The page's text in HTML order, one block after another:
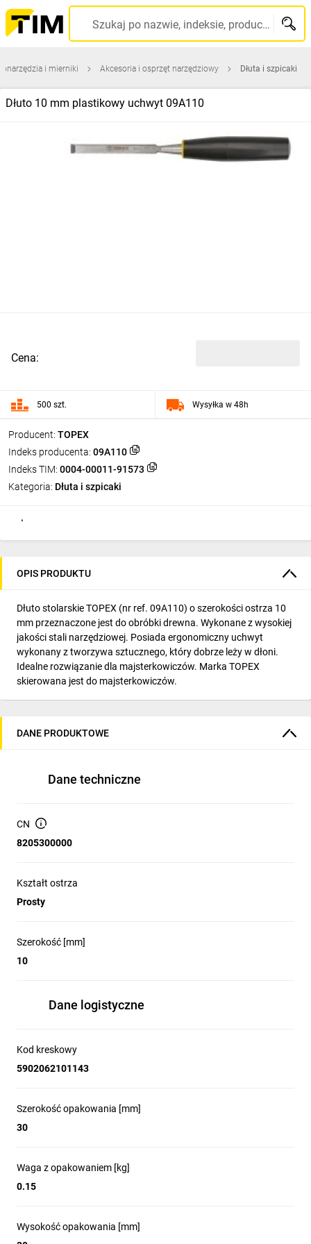
Szukaj po nazwie, indeksie, producencie, kodzie kreskowym...
i mierniki Akcesoria i osprzęt narzędziowy Dłuta i szpicaki
Dłuto 10 mm plastikowy uchwyt 09A110
Producent: TOPEX
Indeks producenta: 09A110
Indeks TIM: 0004-00011-91573
Kategoria: Dłuta i szpicaki
Cena:
500 szt. Wysyłka w 48h
OPIS PRODUKTU
Dłuto stolarskie TOPEX (nr ref. 09A110) o szerokości ostrza 10
mm przeznaczone jest do obróbki drewna. Wykonane z wysokiej
jakości stali narzędziowej. Posiada ergonomiczny uchwyt
wykonany z tworzywa sztucznego, który dobrze leży w dłoni.
Idealne rozwiązanie dla majsterkowiczów. Marka TOPEX
skierowana jest do majsterkowiczów.
DANE PRODUKTOWE
Dane techniczne
CN
8205300000
Kształt ostrza
Prosty
Szerokość [mm]
10
Dane logistyczne
Kod kreskowy
5902062101143
Szerokość opakowania [mm]
30
Waga z opakowaniem [kg]
0.15
Wysokość opakowania [mm]